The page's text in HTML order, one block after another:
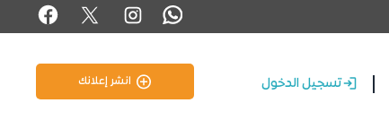
تسجيل الدخول انشر إعلانك